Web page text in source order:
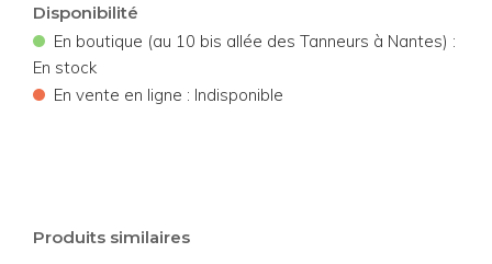
Disponibilité
• En boutique (au 10 bis allée des Tanneurs à Nantes) :
En stock
• En vente en ligne : Indisponible
Produits similaires